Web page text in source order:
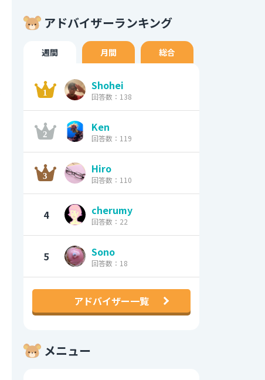
アドバイザーランキング
週間 月間 総合
Shohei
回答数：138
Ken
回答数：119
Hiro
回答数：110
4 cherumy
回答数：22
5 Sono
回答数：18
アドバイザー一覧
メニュー